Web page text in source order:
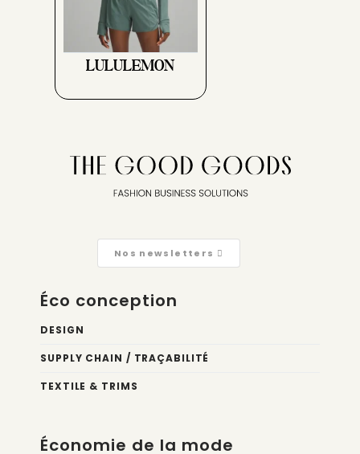
LULULEMON
Nos newsletters
Éco conception
DESIGN
SUPPLY CHAIN / TRAÇABILITÉ
TEXTILE & TRIMS
Économie de la mode